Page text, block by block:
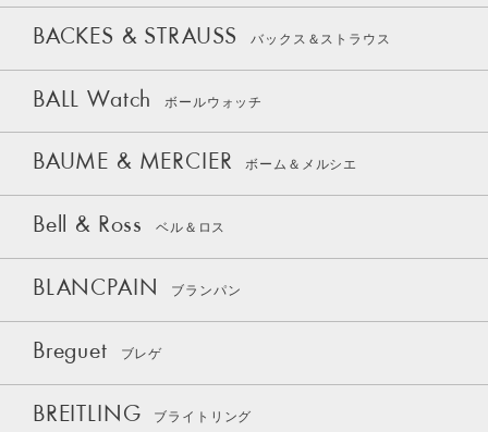
BACKES & STRAUSS バックス＆ストラウス
BALL Watch ボールウォッチ
BAUME & MERCIER ボーム＆メルシエ
Bell & Ross ベル＆ロス
BLANCPAIN ブランパン
Breguet ブレゲ
BREITLING ブライトリング